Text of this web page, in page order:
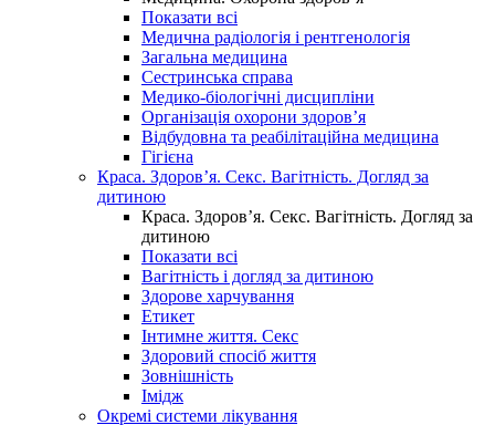
Показати всі
Медична радіологія і рентгенологія
Загальна медицина
Сестринська справа
Медико-біологічні дисципліни
Організація охорони здоров’я
Відбудовна та реабілітаційна медицина
Гігієна
Краса. Здоров’я. Секс. Вагітність. Догляд за
дитиною
Краса. Здоров’я. Секс. Вагітність. Догляд за
дитиною
Показати всі
Вагітність і догляд за дитиною
Здорове харчування
Етикет
Інтимне життя. Секс
Здоровий спосіб життя
Зовнішність
Імідж
Окремі системи лікування